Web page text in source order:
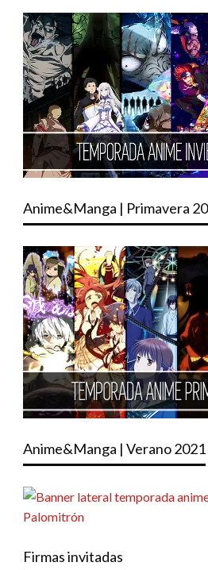
Anime&Manga | Primavera
Anime&Manga | Verano 2021
Firmas invitadas